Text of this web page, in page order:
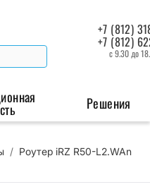
+7 (812)
+7 (812)
с 9.30 до
автоматизация
Решения
/ Роутер iRZ R50-L2.WAn